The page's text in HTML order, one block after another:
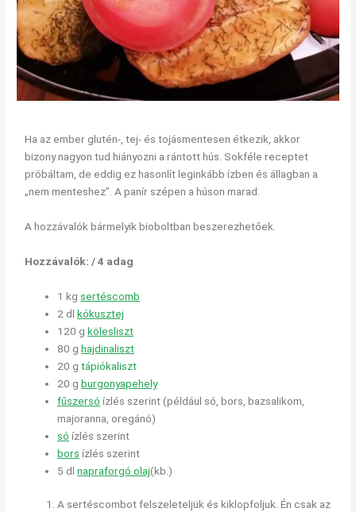
Ha az ember glutén-, tej- és tojásmentesen étkezik, akkor
bizony nagyon tud hiányozni a rántott hús. Sokféle receptet
próbáltam, de eddig ez hasonlít leginkább ízben és állagban a
„nem menteshez”. A panír szépen a húson marad.
A hozzávalók bármelyik bioboltban beszerezhetőek.
Hozzávalók: / 4 adag
1 kg sertéscomb
2 dlkókusztej
120 gkölesliszt
80 ghajdinaliszt
20 gtápiókaliszt
20 gburgonyapehely
fűszersó ízlés szerint (például só, bors, bazsalikom,
majoranna, oregánó)
só ízlés szerint
bors ízlés szerint
5 dlnapraforgó olaj(kb.)
A sertéscombot felszeleteljük és kiklopfoljuk. Én csak az